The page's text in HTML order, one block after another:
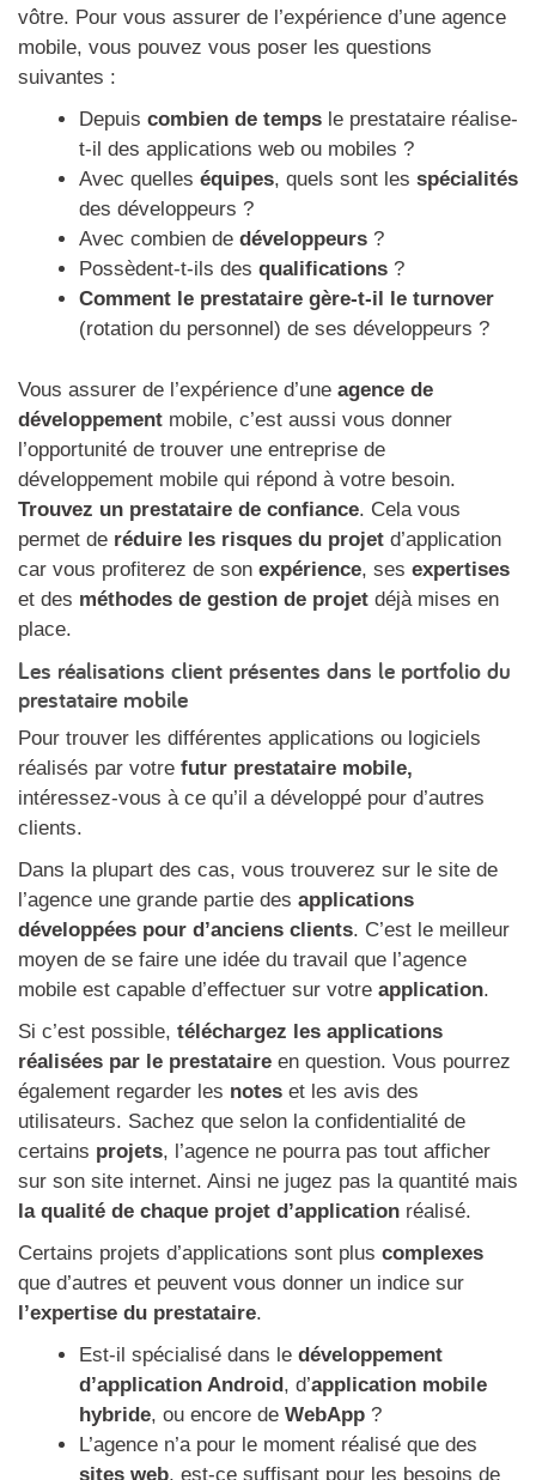
vôtre. Pour vous assurer de l’expérience d’une agence
mobile, vous pouvez vous poser les questions
suivantes :
Depuis combien de temps le prestataire réalise-
t-il des applications web ou mobiles ?
Avec quelles équipes, quels sont les spécialités
des développeurs ?
Avec combien de développeurs ?
Possèdent-t-ils des qualifications ?
Comment le prestataire gère-t-il le turnover
(rotation du personnel) de ses développeurs ?
Vous assurer de l’expérience d’une agence de
développement mobile, c’est aussi vous donner
l’opportunité de trouver une entreprise de
développement mobile qui répond à votre besoin.
Trouvez un prestataire de confiance. Cela vous
permet de réduire les risques du projet d’application
car vous profiterez de son expérience, ses expertises
et des méthodes de gestion de projet déjà mises en
place.
Les réalisations client présentes dans le portfolio du
prestataire mobile
Pour trouver les différentes applications ou logiciels
réalisés par votre futur prestataire mobile,
intéressez-vous à ce qu’il a développé pour d’autres
clients.
Dans la plupart des cas, vous trouverez sur le site de
l’agence une grande partie des applications
développées pour d’anciens clients. C’est le meilleur
moyen de se faire une idée du travail que l’agence
mobile est capable d’effectuer sur votre application.
Si c’est possible, téléchargez les applications
réalisées par le prestataire en question. Vous pourrez
également regarder les notes et les avis des
utilisateurs. Sachez que selon la confidentialité de
certains projets, l’agence ne pourra pas tout afficher
sur son site internet. Ainsi ne jugez pas la quantité mais
la qualité de chaque projet d’application réalisé.
Certains projets d’applications sont plus complexes
que d’autres et peuvent vous donner un indice sur
l’expertise du prestataire.
Est-il spécialisé dans le développement
d’application Android, d’application mobile
hybride, ou encore de WebApp ?
L’agence n’a pour le moment réalisé que des
sites web, est-ce suffisant pour les besoins de